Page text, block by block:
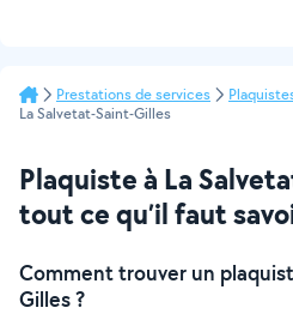
Prestations de services
La Salvetat-Saint-Gilles
Plaquiste à La
tout ce qu’il faut
Comment trouver un
Gilles ?